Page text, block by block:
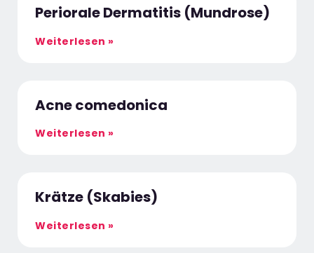
Periorale Dermatitis (Mundrose)
Weiterlesen »
Acne comedonica
Weiterlesen »
Krätze (Skabies)
Weiterlesen »